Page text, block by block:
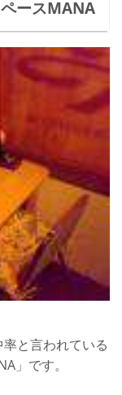
ースMANA
と言われている
」です。